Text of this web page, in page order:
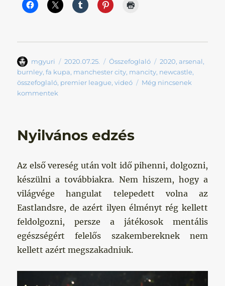
Szerző
mgyuri Közzétéve
2020.07.25. Kategória
Összefoglaló Címke
2020,arsenal,
burnley,fa kupa, manchester city, mancity, newcastle,
összefoglaló, premier league,videó
Még nincsenek
kommentek
Nyilvános edzés
Az első vereség után volt idő pihenni, dolgozni,
készülni a továbbiakra. Nem hiszem, hogy a
világvége hangulat telepedett volna az
Eastlandsre, de azért ilyen élményt rég kellett
feldolgozni, persze a játékosok mentális
egészségért felelős szakembereknek nem
kellett azért megszakadniuk.